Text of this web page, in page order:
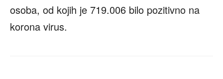
osoba, od kojih je 719.006 bilo pozitivno na
korona virus.